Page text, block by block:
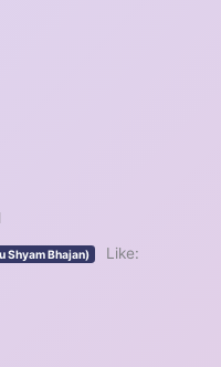
Shyam Bhajan)
Like: